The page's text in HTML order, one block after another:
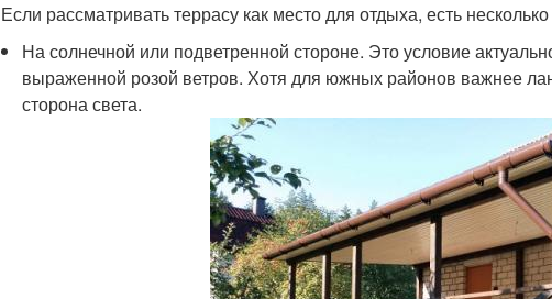
Если рассматривать террасу как место для отдыха, есть
На солнечной или подветренной стороне. Это условие
выраженной розой ветров. Хотя для южных районов важнее
сторона света.